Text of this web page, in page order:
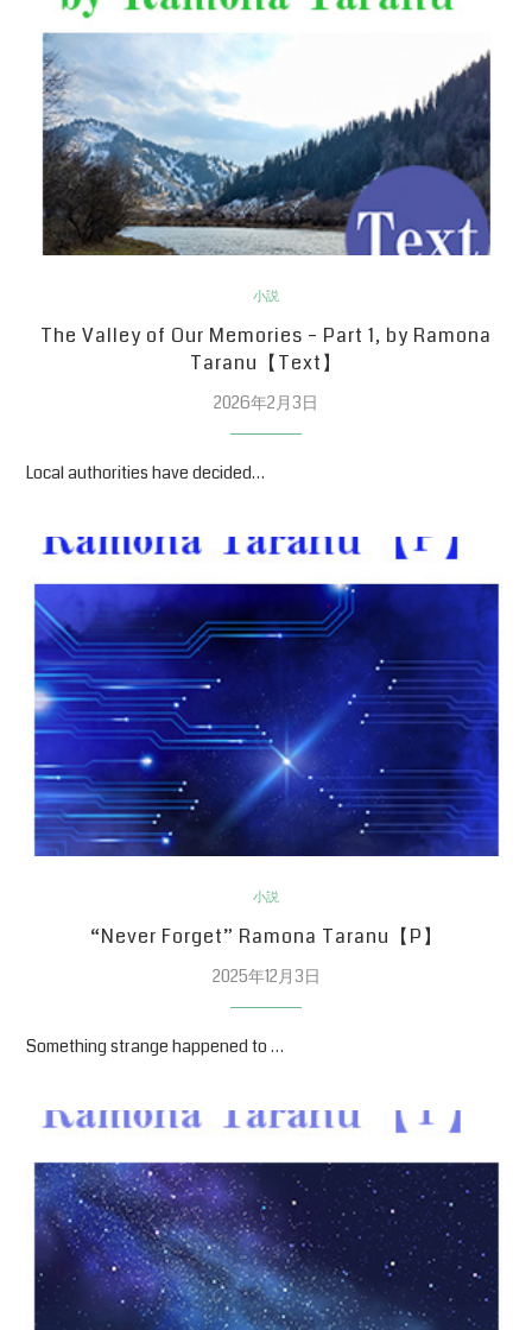
小説
The Valley of Our Memories – Part 1, by Ramona
Taranu【Text】
2026年2月3日
Local authorities have decided…
小説
“Never Forget” Ramona Taranu【P】
2025年12月3日
Something strange happened to …